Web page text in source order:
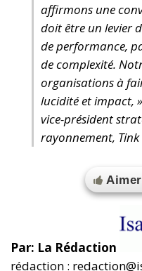
affirmons une
doit être un levier
de performance,
de complexité.
organisations à
lucidité et impact,
vice-président
rayonnement, Tink
Par: La Rédaction
rédaction :